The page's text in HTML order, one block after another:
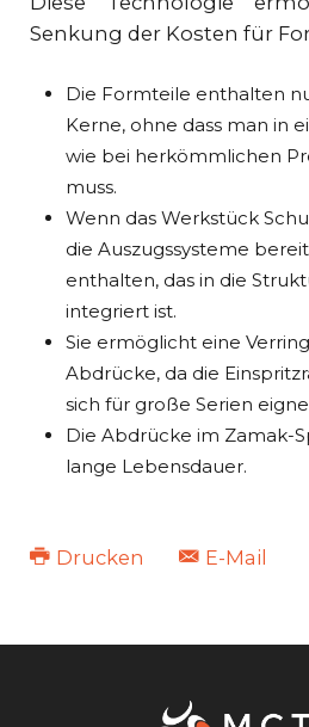
Senkung der Kosten für
Die Formteile enthalten
Kerne, ohne dass man in
wie bei herkömmlichen
muss.
Wenn das Werkstück
die Auszugssysteme
enthalten, das in die
integriert ist.
Sie ermöglicht eine
Abdrücke, da die
sich für große Serien
Die Abdrücke im Zamak-
lange Lebensdauer.
Drucken E-Mail